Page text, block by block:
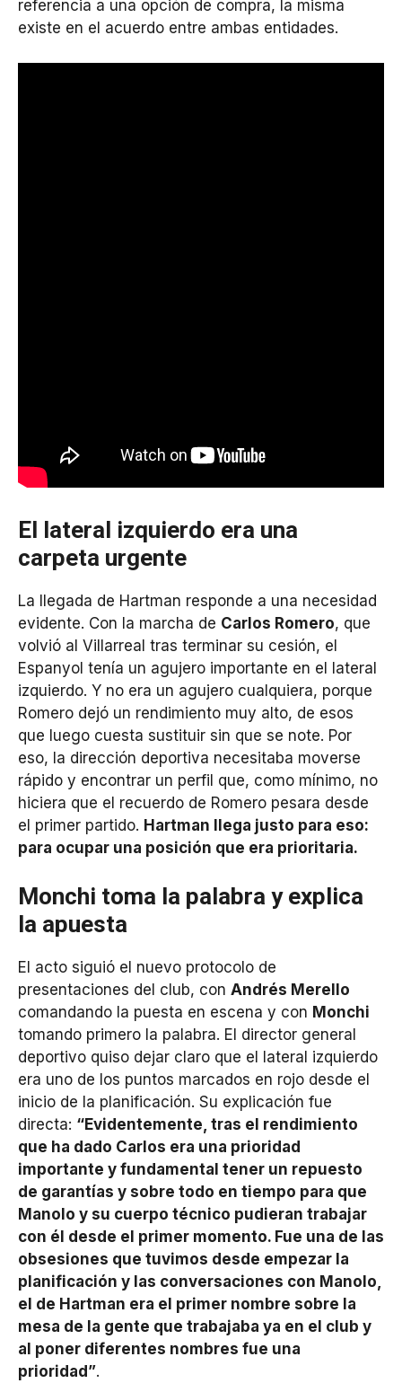
referencia a una opción de compra, la misma
existe en el acuerdo entre ambas entidades.
El lateral izquierdo era una
carpeta urgente
La llegada de Hartman responde a una necesidad
evidente. Con la marcha de Carlos Romero, que
volvió al Villarreal tras terminar su cesión, el
Espanyol tenía un agujero importante en el lateral
izquierdo. Y no era un agujero cualquiera, porque
Romero dejó un rendimiento muy alto, de esos
que luego cuesta sustituir sin que se note. Por
eso, la dirección deportiva necesitaba moverse
rápido y encontrar un perfil que, como mínimo, no
hiciera que el recuerdo de Romero pesara desde
el primer partido. Hartman llega justo para eso:
para ocupar una posición que era prioritaria.
Monchi toma la palabra y explica
la apuesta
El acto siguió el nuevo protocolo de
presentaciones del club, con Andrés Merello
comandando la puesta en escena y con Monchi
tomando primero la palabra. El director general
deportivo quiso dejar claro que el lateral izquierdo
era uno de los puntos marcados en rojo desde el
inicio de la planificación. Su explicación fue
directa: “Evidentemente, tras el rendimiento
que ha dado Carlos era una prioridad
importante y fundamental tener un repuesto
de garantías y sobre todo en tiempo para que
Manolo y su cuerpo técnico pudieran trabajar
con él desde el primer momento. Fue una de las
obsesiones que tuvimos desde empezar la
planificación y las conversaciones con Manolo,
el de Hartman era el primer nombre sobre la
mesa de la gente que trabajaba ya en el club y
al poner diferentes nombres fue una
prioridad”.